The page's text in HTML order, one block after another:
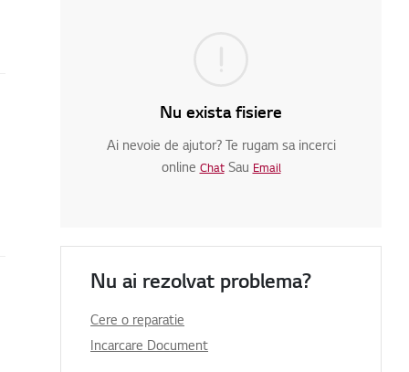
Nu exista fisiere
Ai nevoie de ajutor? Te rugam sa incerci
online ChatSau Email
Nu ai rezolvat problema?
Cere o reparatie
Incarcare Document